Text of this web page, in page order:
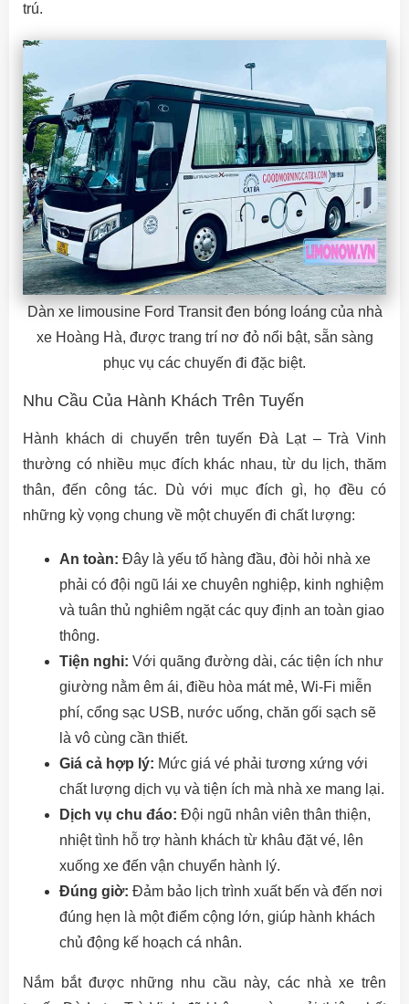
trú.
Dàn xe limousine Ford Transit đen bóng loáng của nhà
xe Hoàng Hà, được trang trí nơ đỏ nổi bật, sẵn sàng
phục vụ các chuyến đi đặc biệt.
Nhu Cầu Của Hành Khách Trên Tuyến
Hành khách di chuyển trên tuyến Đà Lạt – Trà Vinh
thường có nhiều mục đích khác nhau, từ du lịch, thăm
thân, đến công tác. Dù với mục đích gì, họ đều có
những kỳ vọng chung về một chuyến đi chất lượng:
An toàn: Đây là yếu tố hàng đầu, đòi hỏi nhà xe
phải có đội ngũ lái xe chuyên nghiệp, kinh nghiệm
và tuân thủ nghiêm ngặt các quy định an toàn giao
thông.
Tiện nghi: Với quãng đường dài, các tiện ích như
giường nằm êm ái, điều hòa mát mẻ, Wi-Fi miễn
phí, cổng sạc USB, nước uống, chăn gối sạch sẽ
là vô cùng cần thiết.
Giá cả hợp lý: Mức giá vé phải tương xứng với
chất lượng dịch vụ và tiện ích mà nhà xe mang lại.
Dịch vụ chu đáo: Đội ngũ nhân viên thân thiện,
nhiệt tình hỗ trợ hành khách từ khâu đặt vé, lên
xuống xe đến vận chuyển hành lý.
Đúng giờ: Đảm bảo lịch trình xuất bến và đến nơi
đúng hẹn là một điểm cộng lớn, giúp hành khách
chủ động kế hoạch cá nhân.
Nắm bắt được những nhu cầu này, các nhà xe trên